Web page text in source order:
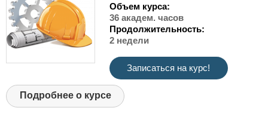
Объем курса:
36 академ. часов
Продолжительность:
2 недели
Записаться на курс!
Подробнее о курсе